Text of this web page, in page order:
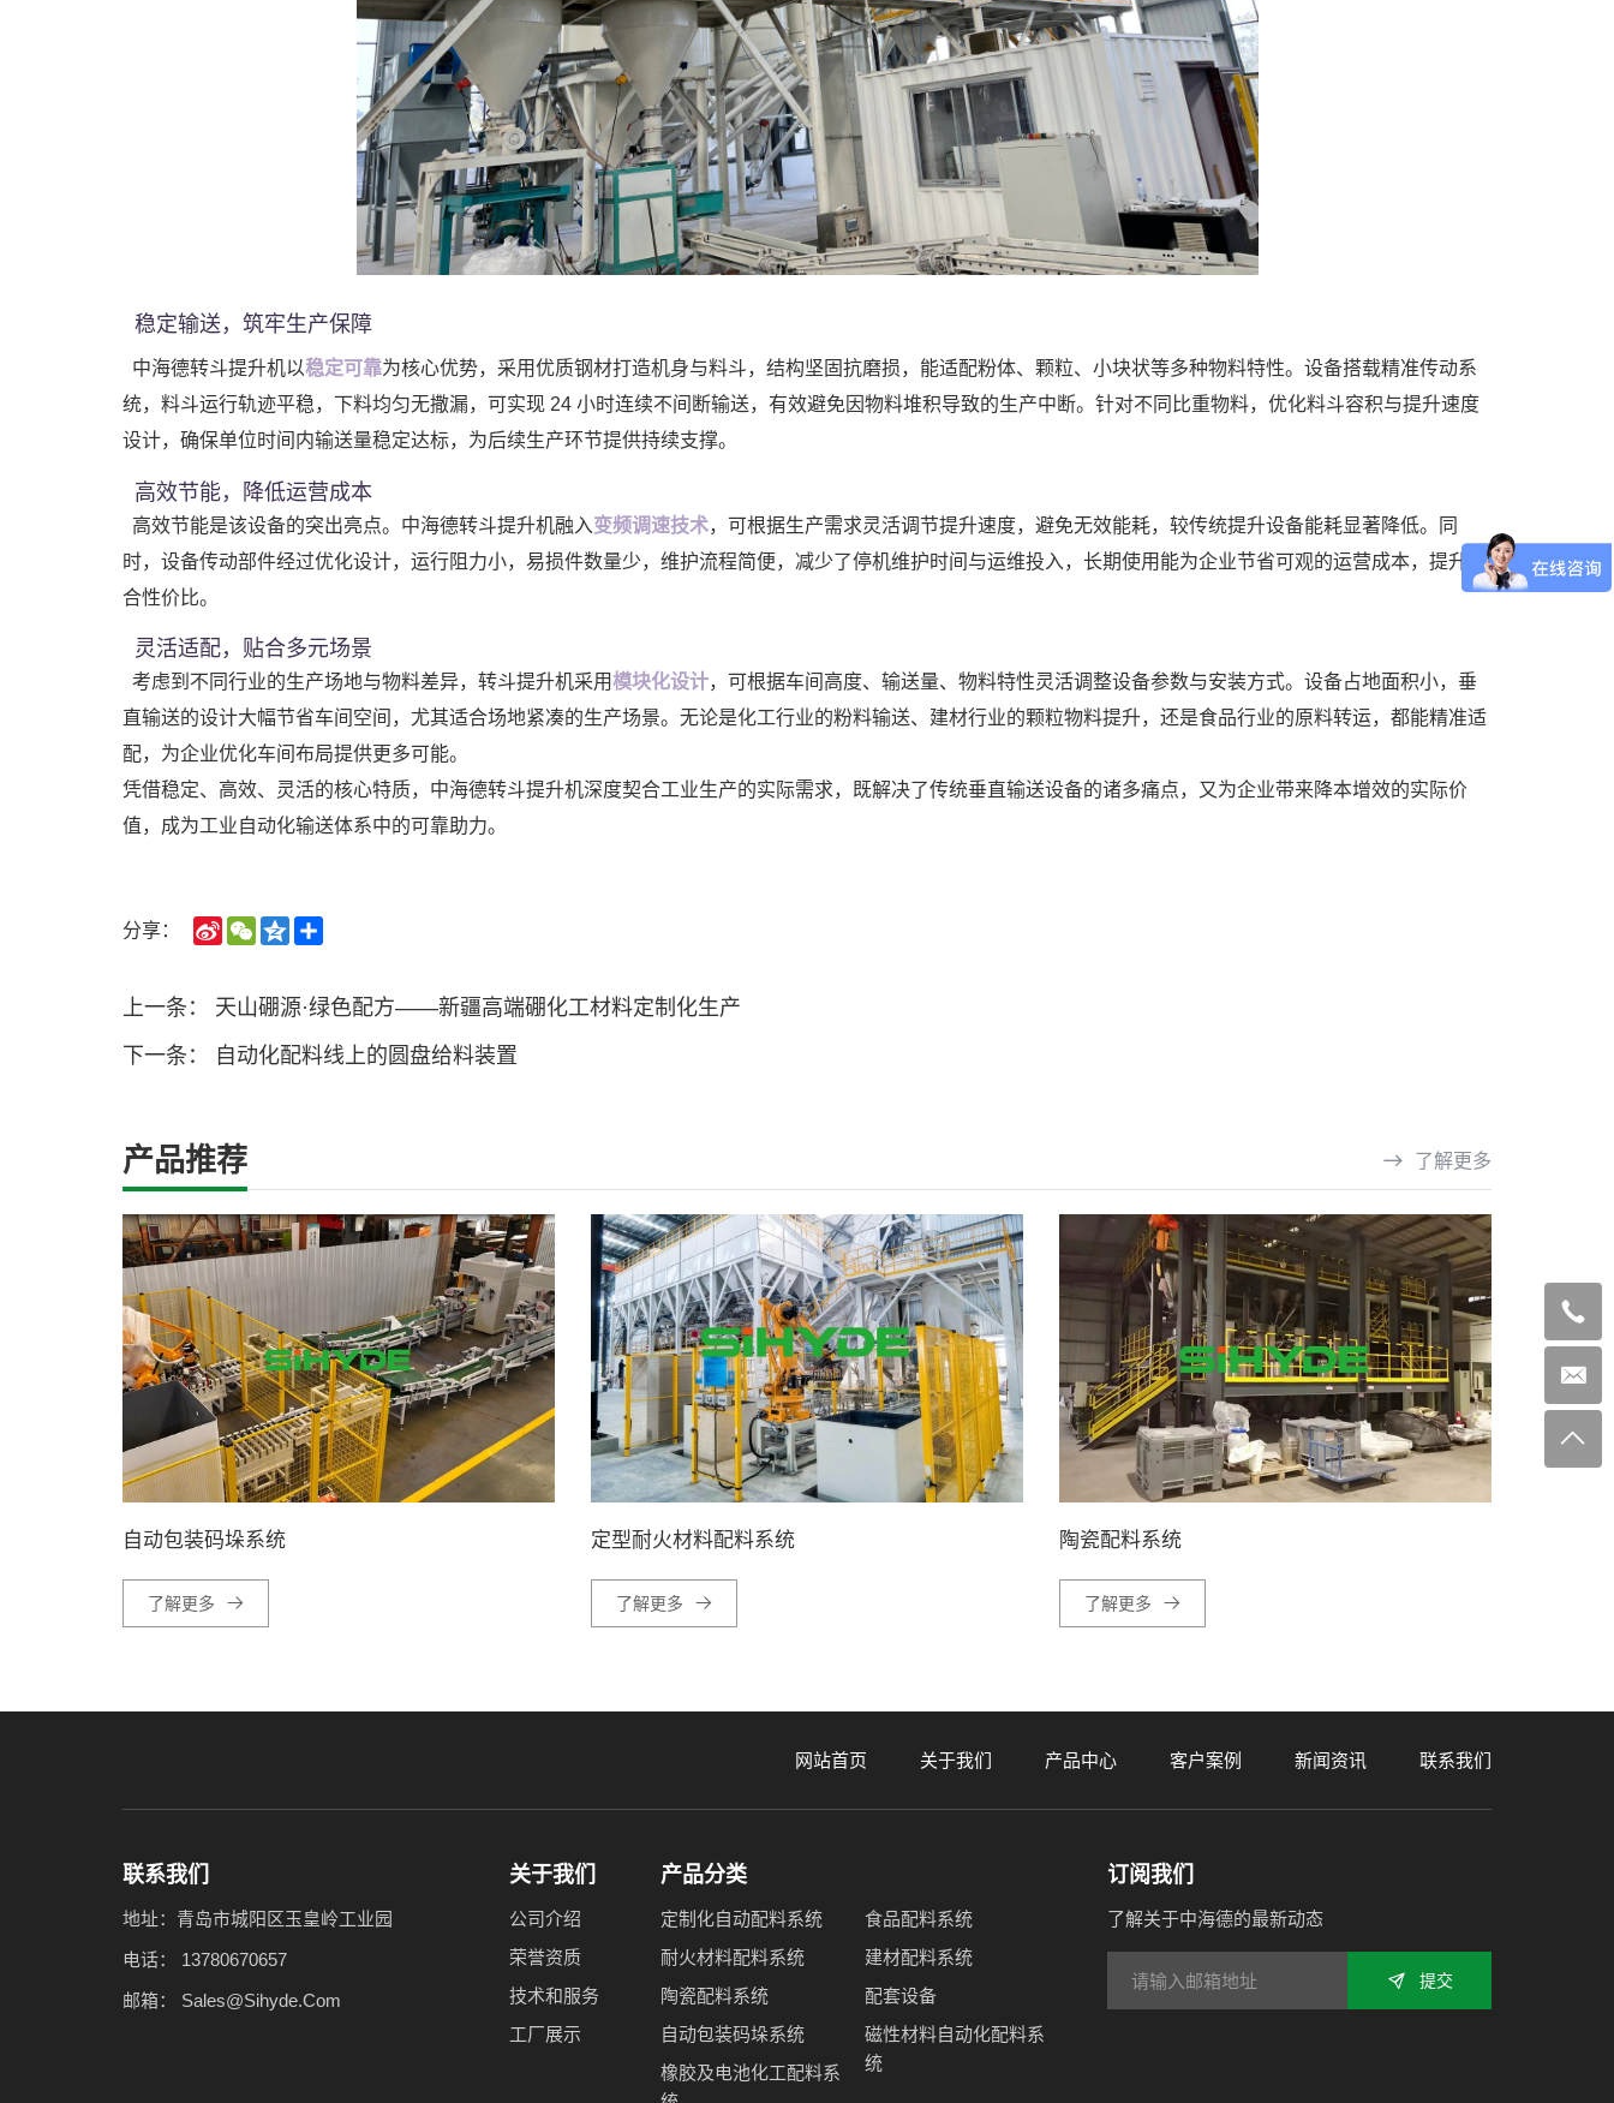
稳定输送，筑牢生产保障
中海德转斗提升机以稳定可靠为核心优势，采用优质钢材打造机身与料斗，结构坚固抗磨损，能适配粉体、颗粒、小块状等多种物料特性。设备搭载精准传动系
统，料斗运行轨迹平稳，下料均匀无撒漏，可实现 24 小时连续不间断输送，有效避免因物料堆积导致的生产中断。针对不同比重物料，优化料斗容积与提升速度
设计，确保单位时间内输送量稳定达标，为后续生产环节提供持续支撑。
高效节能，降低运营成本
高效节能是该设备的突出亮点。中海德转斗提升机融入变频调速技术，可根据生产需求灵活调节提升速度，避免无效能耗，较传统提升设备能耗显著降低。同
时，设备传动部件经过优化设计，运行阻力小，易损件数量少，维护流程简便，减少了停机维护时间与运维投入，长期使用能为企业节省可观的运营成本，提升综
合性价比。
灵活适配，贴合多元场景
考虑到不同行业的生产场地与物料差异，转斗提升机采用模块化设计，可根据车间高度、输送量、物料特性灵活调整设备参数与安装方式。设备占地面积小，垂
直输送的设计大幅节省车间空间，尤其适合场地紧凑的生产场景。无论是化工行业的粉料输送、建材行业的颗粒物料提升，还是食品行业的原料转运，都能精准适
配，为企业优化车间布局提供更多可能。
凭借稳定、高效、灵活的核心特质，中海德转斗提升机深度契合工业生产的实际需求，既解决了传统垂直输送设备的诸多痛点，又为企业带来降本增效的实际价
值，成为工业自动化输送体系中的可靠助力。
分享：
Sina
Weibo
WeChatQzone
上一条： 天山硼源·绿色配方——新疆高端硼化工材料定制化生产
下一条：
自动化配料线上的圆盘给料装置
产品推荐 了解更多
自动包装码垛系统
了解更多
定型耐火材料配料系统
了解更多
陶瓷配料系统
了解更多
网站首页 关于我们 产品中心 客户案例 新闻资讯 联系我们
联系我们
地址：青岛市城阳区玉皇岭工业园
电话： 13780670657
邮箱： Sales@Sihyde.Com
关于我们
公司介绍
荣誉资质
技术和服务
工厂展示
产品分类
定制化自动配料系统
耐火材料配料系统
陶瓷配料系统
自动包装码垛系统
橡胶及电池化工配料系
食品配料系统
建材配料系统
配套设备
磁性材料自动化配料系
统
订阅我们
了解关于中海德的最新动态
提交